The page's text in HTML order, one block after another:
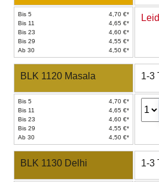
Bis 5
4,70 €*
Bis 11
4,65 €*
Bis 23
4,60 €*
Bis 29
4,55 €*
Ab 30
4,50 €*
BLK 1120 Masala 1-3
Bis 5
4,70 €*
Bis 11
4,65 €*
Bis 23
4,60 €*
Bis 29
4,55 €*
Ab 30
4,50 €*
BLK 1130 Delhi 1-3